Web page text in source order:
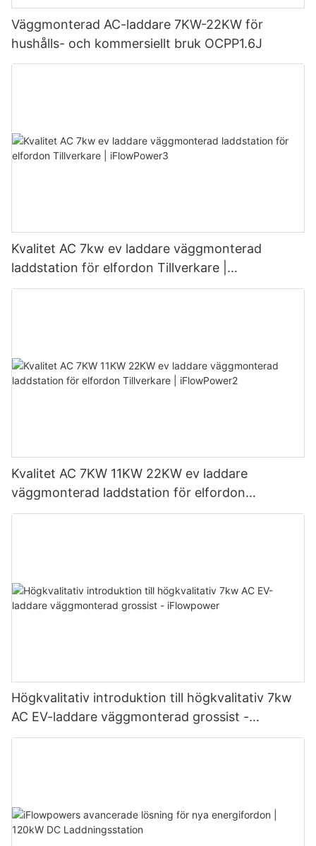
Väggmonterad AC-laddare 7KW-22KW för
hushålls- och kommersiellt bruk OCPP1.6J
Kvalitet AC 7kw ev laddare väggmonterad
laddstation för elfordon Tillverkare |
iFlowPower3
Kvalitet AC 7KW 11KW 22KW ev laddare
väggmonterad laddstation för elfordon
Tillverkare | iFlowPower2
Högkvalitativ introduktion till högkvalitativ 7kw
AC EV-laddare väggmonterad grossist -
iFlowpower